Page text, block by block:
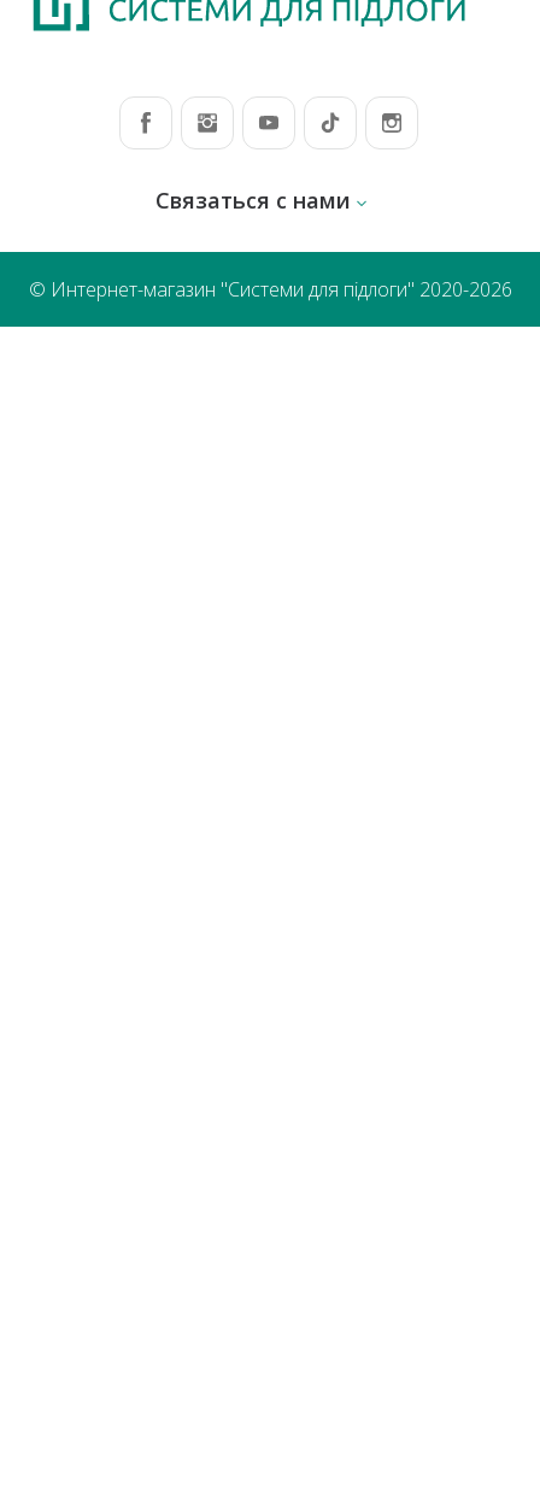
Связаться с нами
© Интернет-магазин "Системи для підлоги" 2020-2026